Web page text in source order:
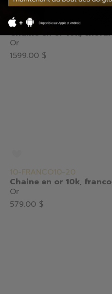
10-CHEVAL26-26
Chaine en or 10k, cheval
Or
1599.00 $
10-FRANCO10-20
Chaine en or 10k, franco
Or
579.00 $